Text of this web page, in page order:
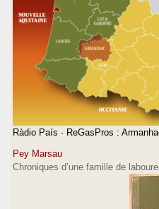
Ràdio País · ReGasPros :
Pey Marsau
Chroniques d’une famille de